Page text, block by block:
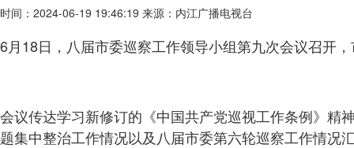
时间：2024-06-19 19:46:19 来源：内江广播电视台
6月18日，八届市委巡察工作领导小组第九次会议召开
会议传达学习新修订的《中国共产党巡视工作条例》精
题集中整治工作情况以及八届市委第六轮巡察工作情况